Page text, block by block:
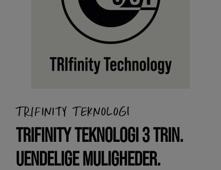
TRIFINITY TEKNOLOGI
TRIFINITY TEKNOLOGI 3 TRIN.
UENDELIGE MULIGHEDER.